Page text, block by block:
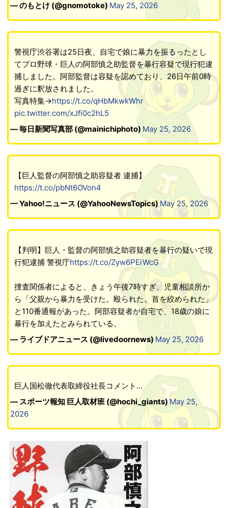
— のもとけ (@gnomotoke) May 25, 2026
警視庁渋谷署は25日夜、自宅で娘に暴力を振るったとし
てプロ野球・巨人の阿部慎之助監督を暴行容疑で現行犯逮
捕しました。阿部監督は容疑を認めており、26日午前0時
過ぎに釈放されました。
写真特集→https://t.co/qHbMkwkWhr
pic.twitter.com/xJfi0c2hL5
— 毎日新聞写真部 (@mainichiphoto) May 25, 2026
【巨人監督の阿部慎之助容疑者 逮捕】
https://t.co/pbNt6OVon4
— Yahoo!ニュース (@YahooNewsTopics)May 25, 2026
【判明】巨人・監督の阿部慎之助容疑者を暴行の疑いで現
行犯逮捕 警視庁https://t.co/Zyw6PEiWcG
捜査関係者によると、きょう午後7時すぎ、児童相談所か
ら「父親から暴力を受けた。殴られた。首を絞められた」
と110番通報があった。阿部容疑者が自宅で、18歳の娘に
暴行を加えたとみられている。
— ライブドアニュース (@livedoornews) May 25, 2026
巨人国松徹代表取締役社長コメント…
— スポーツ報知 巨人取材班 (@hochi_giants)May 25,
2026